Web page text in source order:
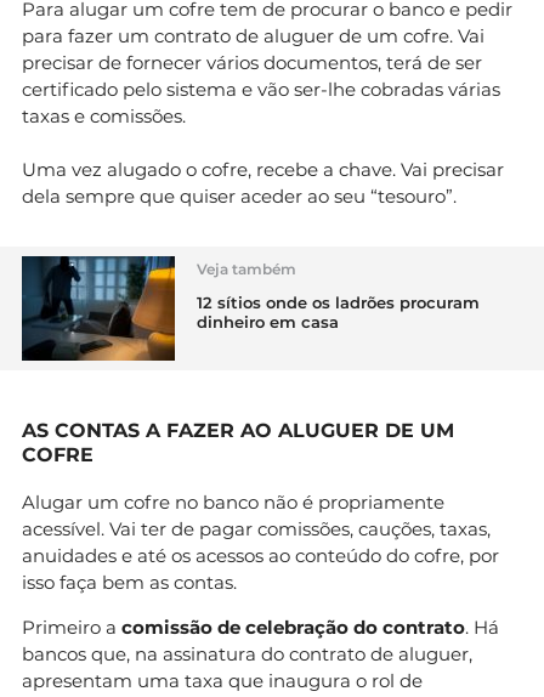
Para alugar um cofre tem de procurar o banco e pedir
para fazer um contrato de aluguer de um cofre. Vai
precisar de fornecer vários documentos, terá de ser
certificado pelo sistema e vão ser-lhe cobradas várias
taxas e comissões.
Uma vez alugado o cofre, recebe a chave. Vai precisar
dela sempre que quiser aceder ao seu “tesouro”.
Veja também
12 sítios onde os ladrões procuram
dinheiro em casa
AS CONTAS A FAZER AO ALUGUER DE UM
COFRE
Alugar um cofre no banco não é propriamente
acessível. Vai ter de pagar comissões, cauções, taxas,
anuidades e até os acessos ao conteúdo do cofre, por
isso faça bem as contas.
Primeiro a comissão de celebração do contrato. Há
bancos que, na assinatura do contrato de aluguer,
apresentam uma taxa que inaugura o rol de